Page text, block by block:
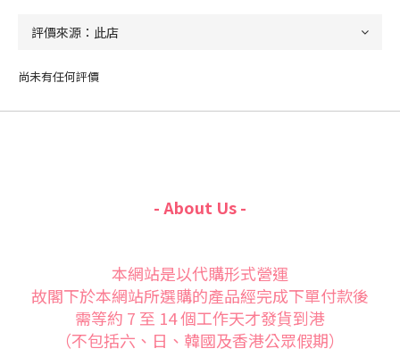
尚未有任何評價
- About Us -
本網站是以代購形式營運
故閣下於本網站所選購的產品經完成下單付款後
需等約 7 至 14 個工作天才發貨到港
（不包括六、日、韓國及香港公眾假期）